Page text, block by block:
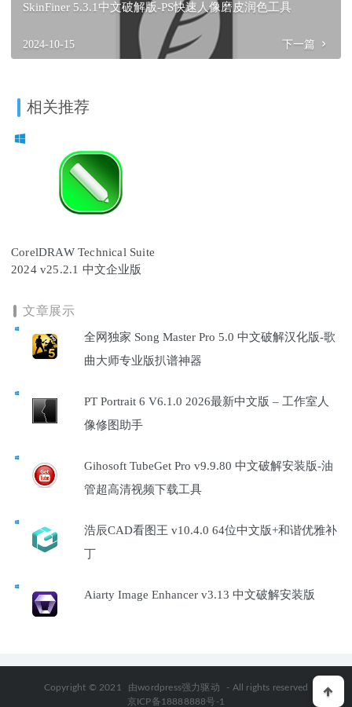
SkinFiner 5.3.1中文破解版-PS快速人像磨皮润色工具
2024-10-15 下一篇
相关推荐
CorelDRAW Technical Suite
2024 v25.2.1 中文企业版
文章展示
全网独家 Song Master Pro 5.0 中文破解汉化版-歌
曲大师专业版扒谱神器
PT Portrait 6 V6.1.0 2026最新中文版 – 工作室人
像修图助手
Gihosoft TubeGet Pro v9.9.80 中文破解安装版-油
管超高清视频下载工具
浩辰CAD看图王 v10.4.0 64位中文版+和谐优雅补
丁
Aiarty Image Enhancer v3.13 中文破解安装版
Copyright © 2021 由wordpress强力驱动
- All rights reserved
京ICP备18888888号-1